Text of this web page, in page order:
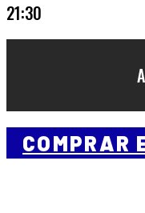
21:30
COMPRAR